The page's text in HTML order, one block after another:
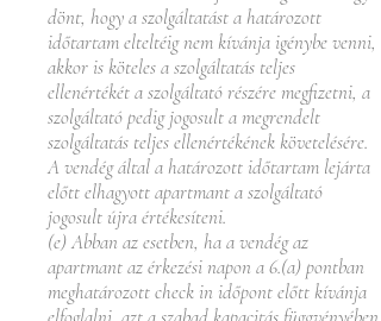
dönt, hogy a szolgáltatást a határozott
időtartam elteltéig nem kívánja igénybe venni,
akkor is köteles a szolgáltatás teljes
ellenértékét a szolgáltató részére megfizetni, a
szolgáltató pedig jogosult a megrendelt
szolgáltatás teljes ellenértékének követelésére.
A vendég által a határozott időtartam lejárta
előtt elhagyott apartmant a szolgáltató
jogosult újra értékesíteni.
(e) Abban az esetben, ha a vendég az
apartmant az érkezési napon a 6.(a) pontban
meghatározott check in időpont előtt kívánja